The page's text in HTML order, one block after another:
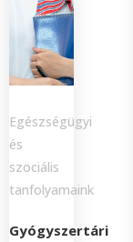
Egészségügyi
és
szociális
tanfolyamaink
Gyógyszertári